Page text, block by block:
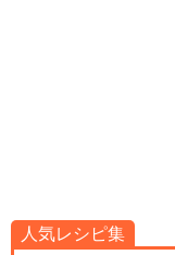
人気レシピ集